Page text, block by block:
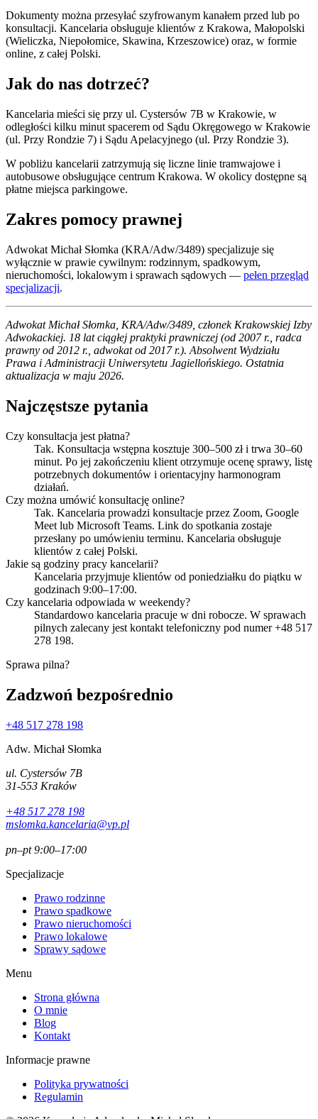
Dokumenty można przesyłać szyfrowanym kanałem przed lub po
konsultacji. Kancelaria obsługuje klientów z Krakowa, Małopolski
(Wieliczka, Niepołomice, Skawina, Krzeszowice) oraz, w formie
online, z całej Polski.
Jak do nas dotrzeć?
Kancelaria mieści się przy ul. Cystersów 7B w Krakowie, w
odległości kilku minut spacerem od Sądu Okręgowego w Krakowie
(ul. Przy Rondzie 7) i Sądu Apelacyjnego (ul. Przy Rondzie 3).
W pobliżu kancelarii zatrzymują się liczne linie tramwajowe i
autobusowe obsługujące centrum Krakowa. W okolicy dostępne są
płatne miejsca parkingowe.
Zakres pomocy prawnej
Adwokat Michał Słomka (KRA/Adw/3489) specjalizuje się
wyłącznie w prawie cywilnym: rodzinnym, spadkowym,
nieruchomości, lokalowym i sprawach sądowych — pełen przegląd
specjalizacji.
Adwokat Michał Słomka, KRA/Adw/3489, członek Krakowskiej Izby
Adwokackiej. 18 lat ciągłej praktyki prawniczej (od 2007 r., radca
prawny od 2012 r., adwokat od 2017 r.). Absolwent Wydziału
Prawa i Administracji Uniwersytetu Jagiellońskiego. Ostatnia
aktualizacja w maju 2026.
Najczęstsze pytania
Czy konsultacja jest płatna?
Tak. Konsultacja wstępna kosztuje 300–500 zł i trwa 30–60
minut. Po jej zakończeniu klient otrzymuje ocenę sprawy, listę
potrzebnych dokumentów i orientacyjny harmonogram
działań.
Czy można umówić konsultację online?
Tak. Kancelaria prowadzi konsultacje przez Zoom, Google
Meet lub Microsoft Teams. Link do spotkania zostaje
przesłany po umówieniu terminu. Kancelaria obsługuje
klientów z całej Polski.
Jakie są godziny pracy kancelarii?
Kancelaria przyjmuje klientów od poniedziałku do piątku w
godzinach 9:00–17:00.
Czy kancelaria odpowiada w weekendy?
Standardowo kancelaria pracuje w dni robocze. W sprawach
pilnych zalecany jest kontakt telefoniczny pod numer +48 517
278 198.
Sprawa pilna?
Zadzwoń bezpośrednio
+48 517 278 198
Adw. Michał Słomka
ul. Cystersów 7B
31-553 Kraków
+48 517 278 198
mslomka.kancelaria@vp.pl
pn–pt 9:00–17:00
Specjalizacje
Prawo rodzinne
Prawo spadkowe
Prawo nieruchomości
Prawo lokalowe
Sprawy sądowe
Menu
Strona główna
O mnie
Blog
Kontakt
Informacje prawne
Polityka prywatności
Regulamin